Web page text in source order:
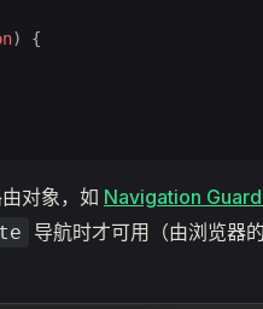
) {
对象，如 Navigation
导航时才可用（由浏览器